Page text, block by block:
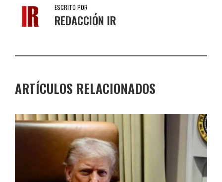
ESCRITO POR
REDACCIÓN IR
ARTÍCULOS RELACIONADOS